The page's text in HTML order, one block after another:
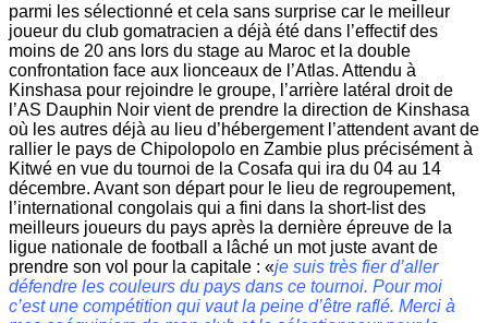
parmi les sélectionné et cela sans surprise car le meilleur
joueur du club gomatracien a déjà été dans l’effectif des
moins de 20 ans lors du stage au Maroc et la double
confrontation face aux lionceaux de l’Atlas. Attendu à
Kinshasa pour rejoindre le groupe, l’arrière latéral droit de
l’AS Dauphin Noir vient de prendre la direction de Kinshasa
où les autres déjà au lieu d’hébergement l’attendent avant de
rallier le pays de Chipolopolo en Zambie plus précisément à
Kitwé en vue du tournoi de la Cosafa qui ira du 04 au 14
décembre. Avant son départ pour le lieu de regroupement,
l’international congolais qui a fini dans la short-list des
meilleurs joueurs du pays après la dernière épreuve de la
ligue nationale de football a lâché un mot juste avant de
prendre son vol pour la capitale : «je suis très fier d’aller
défendre les couleurs du pays dans ce tournoi. Pour moi
c’est une compétition qui vaut la peine d’être raflé. Merci à